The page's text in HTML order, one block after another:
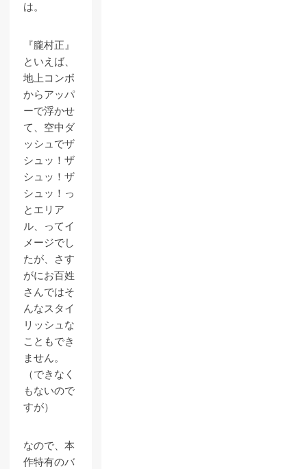
は。
『朧村正』
といえば、
地上コンボ
からアッパ
ーで浮かせ
て、空中ダ
ッシュでザ
シュッ！ザ
シュッ！ザ
シュッ！っ
とエリア
ル、ってイ
メージでし
たが、さす
がにお百姓
さんではそ
んなスタイ
リッシュな
こともでき
ません。
（できなく
もないので
すが）
なので、本
作特有のバ